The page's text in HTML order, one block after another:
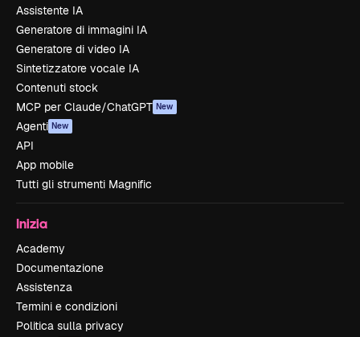
Assistente IA
Generatore di immagini IA
Generatore di video IA
Sintetizzatore vocale IA
Contenuti stock
MCP per Claude/ChatGPT New
Agenti New
API
App mobile
Tutti gli strumenti Magnific
Inizia
Academy
Documentazione
Assistenza
Termini e condizioni
Politica sulla privacy